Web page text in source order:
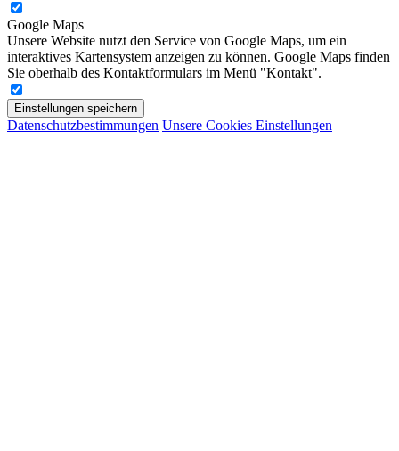
Google Maps
Unsere Website nutzt den Service von Google Maps, um ein
interaktives Kartensystem anzeigen zu können. Google Maps finden
Sie oberhalb des Kontaktformulars im Menü "Kontakt".
Einstellungen speichern
Datenschutzbestimmungen Unsere Cookies Einstellungen